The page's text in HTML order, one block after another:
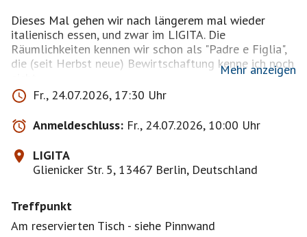
Dieses Mal gehen wir nach längerem mal wieder
italienisch essen, und zwar im LIGITA. Die
Räumlichkeiten kennen wir schon als "Padre e Figlia",
die (seit Herbst neue) Bewirtschaftung kenne ich noch
https://maps.app.goo.gl/yvgagmVqVbeANyeb8?
g_st=ac
Ich hoffe, der Link funktioniert: Speisekarte wählen,
dann runterscrollen
Quelle:www.instagram.com
Und sollte das nicht der Fall sein, meldet Euch
Mehr anzeigen
Fr., 24.07.2026, 17:30 Uhr
Anmeldeschluss: Fr., 24.07.2026, 10:00 Uhr
LIGITA
Glienicker Str. 5, 13467 Berlin, Deutschland
Treffpunkt
Am reservierten Tisch - siehe Pinnwand